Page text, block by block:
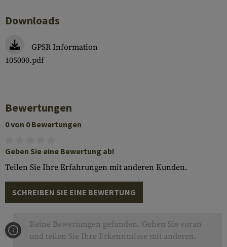
Downloads
GPSR Information
105000.pdf
Bewertungen
0 von 0 Bewertungen
Geben Sie eine Bewertung ab!
Teilen Sie Ihre Erfahrungen mit anderen Kunden.
SCHREIBEN SIE EINE BEWERTUNG
Keine Bewertungen gefunden. Gehen Sie voran
und teilen Sie Ihre Erkenntnisse mit anderen.